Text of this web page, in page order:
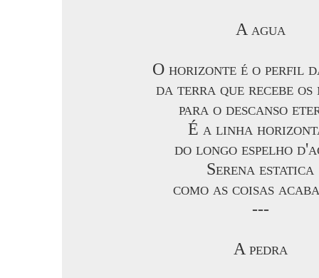
A agua
O horizonte é o perfil
da terra que recebe os
para o descanso
É a linha
do longo espelho
Serena estatica
como as coisas
---
A pedra